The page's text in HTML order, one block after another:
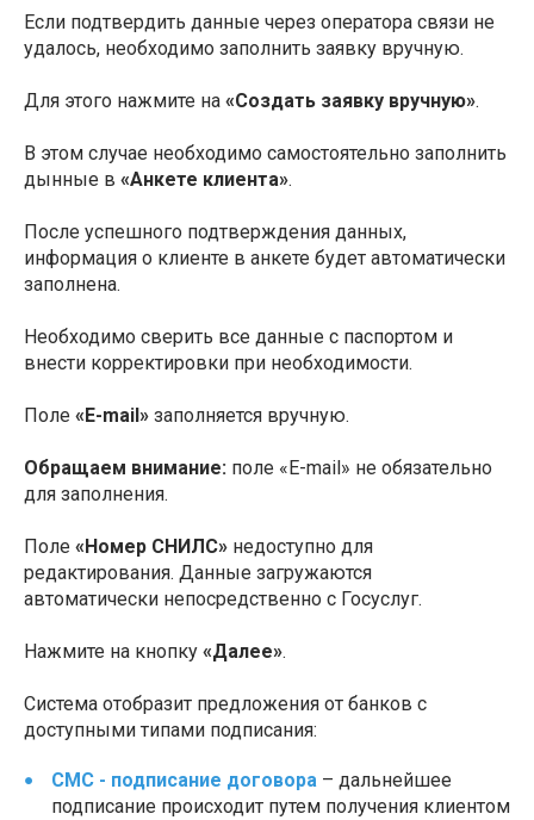
Если подтвердить данные через оператора связи не
удалось, необходимо заполнить заявку вручную.
Для этого нажмите на «Создать заявку вручную».
В этом случае необходимо самостоятельно заполнить
дынные в «Анкете клиента».
После успешного подтверждения данных,
информация о клиенте в анкете будет автоматически
заполнена.
Необходимо сверить все данные с паспортом и
внести корректировки при необходимости.
Поле «E-mail» заполняется вручную.
Обращаем внимание: поле «E-mail» не обязательно
для заполнения.
Поле «Номер СНИЛС» недоступно для
редактирования. Данные загружаются
автоматически непосредственно с Госуслуг.
Нажмите на кнопку «Далее».
Система отобразит предложения от банков с
доступными типами подписания:
СМС - подписание договора– дальнейшее
подписание происходит путем получения клиентом